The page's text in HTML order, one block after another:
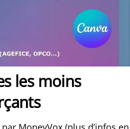
les moins